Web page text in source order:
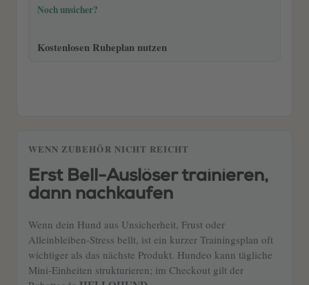
Noch unsicher?
Kostenlosen Ruheplan nutzen
WENN ZUBEHÖR NICHT REICHT
Erst Bell-Auslöser trainieren,
dann nachkaufen
Wenn dein Hund aus Unsicherheit, Frust oder
Alleinbleiben-Stress bellt, ist ein kurzer Trainingsplan oft
wichtiger als das nächste Produkt. Hundeo kann tägliche
Mini-Einheiten strukturieren; im Checkout gilt der